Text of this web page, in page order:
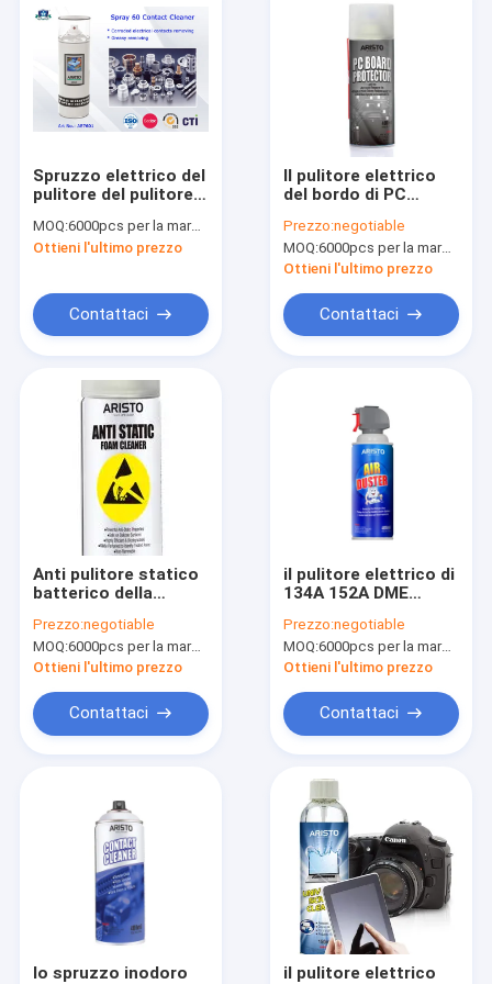
Prodotti
Su di noi
Visita alla fabbrica
Controllo della qualità
pittura di spruzzo del tessuto
Pittura di spruzzo dei graffiti
vernice acrilica spray
Lubrificanti industriali
marcatura di vernice spray
penna di indicatore
Spruzzo elettrico del
pulitore del pulitore
spruzzo 60
MOQ:6000pcs per la marca di Aristo, 15000pcs per la marca del cliente
Ottieni l'ultimo prezzo
Contattaci
Il pulitore elettrico
del bordo di PC
30cm CFC libero
Prezzo:negotiable
MOQ:6000pcs per la marca di Aristo, 15000pcs per la marca del cliente
Ottieni l'ultimo prezzo
Contattaci
Anti pulitore statico
batterico della
Spray Odorless
400ml della
stampante anti
Prezzo:negotiable
MOQ:6000pcs per la marca di Aristo, 15000pcs per la marca del cliente
Ottieni l'ultimo prezzo
Contattaci
il pulitore elettrico di
134A 152A DME
spolveratore 400ml
dell'aria di Aristo
inoffensivo
Prezzo:negotiable
MOQ:6000pcs per la marca di Aristo, 15000pcs per la marca del cliente
Ottieni l'ultimo prezzo
Contattaci
lo spruzzo inodoro
il pulitore elettrico